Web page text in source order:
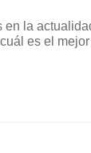
la
es el